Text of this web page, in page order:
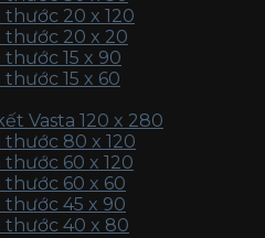
20 x 120
thước 20 x 20
15 x 90
15 x 60
Vasta 120 x 280
thước 80 x 120
60 x 120
thước 60 x 60
thước 45 x 90
thước 40 x 80